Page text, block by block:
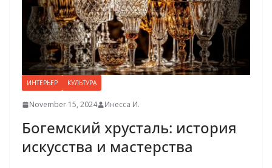
ИНТЕРЬЕР КУЛЬТУРА
November 15, 2024 Инесса И.
Богемский хрусталь: история
искусства и мастерства